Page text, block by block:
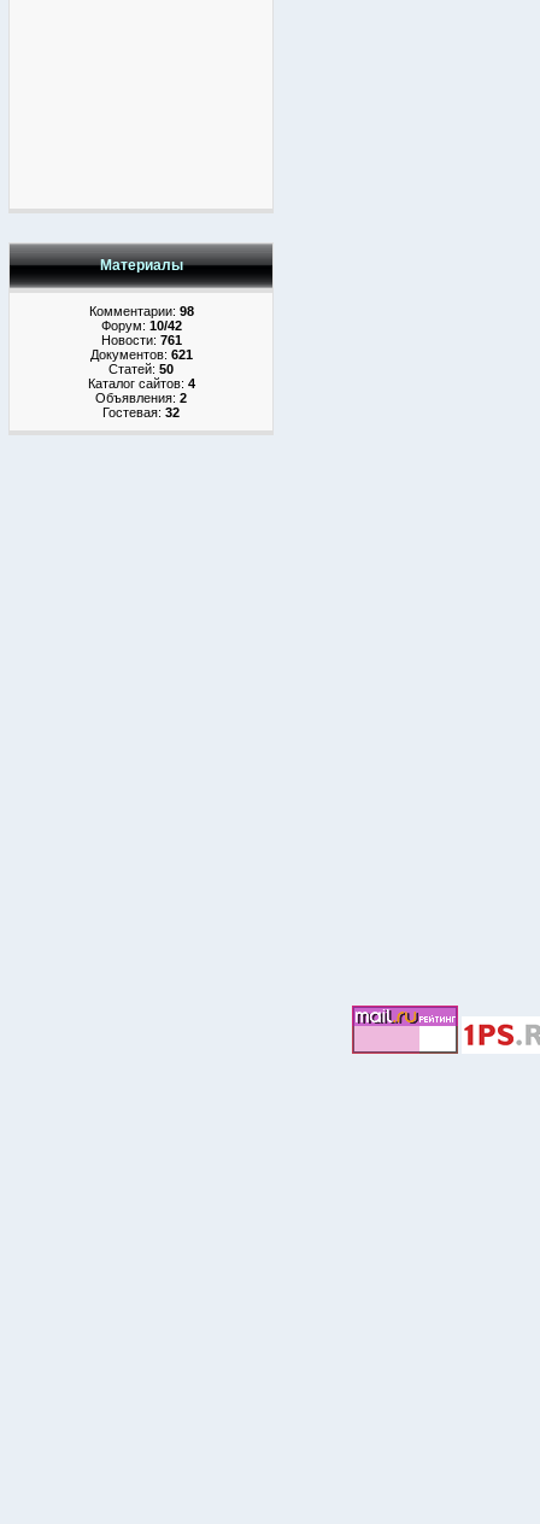
Материалы
Комментарии: 98
Форум: 10/42
Новости: 761
Документов: 621
Статей: 50
Каталог сайтов: 4
Объявления: 2
Гостевая: 32